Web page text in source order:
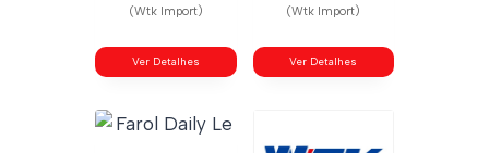
(Wtk Import)
Ver Detalhes
(Wtk Import)
Ver Detalhes